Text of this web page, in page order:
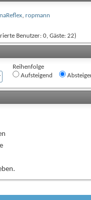
, ropmann
Benutzer: 0, Gäste: 22)
Reihenfolge
Aufsteigend